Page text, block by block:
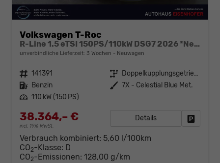
Volkswagen T-Roc
R-Line 1.5 eTSI 150PS/110kW DSG7 2026 *Neues Modell* | +AHK +BlackStyle +19" ALU +IQ.Licht-Matrix
unverbindliche Lieferzeit: 3 Wochen Neuwagen
Fahrzeugnr. 141391 Getriebe
Doppelkupplungsgetriebe (DSG)
Kraftstoff Benzin Außenfarbe 7X - Celestial Blue Met.
Leistung 110 kW (150 PS)
38.364,– €
incl. 19% MwSt.
Details
Verbrauch kombiniert: 5,60 l/100km
CO2-Klasse: D
CO2-Emissionen: 128,00 g/km